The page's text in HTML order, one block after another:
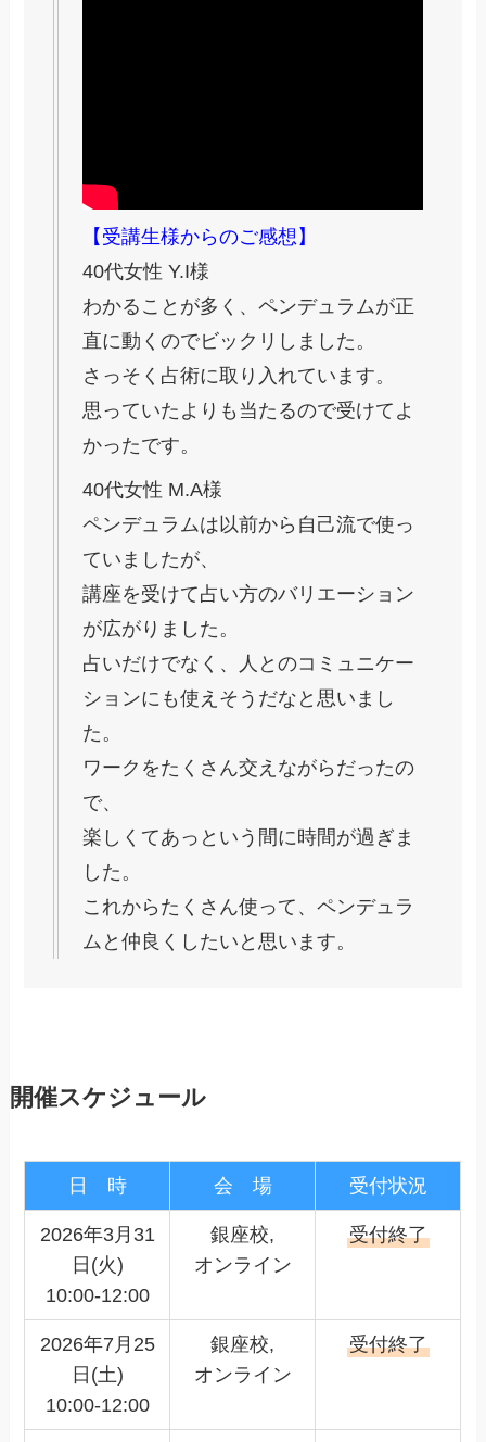
【受講生様からのご感想】
40代女性 Y.I様
わかることが多く、ペンデュラムが正
直に動くのでビックリしました。
さっそく占術に取り入れています。
思っていたよりも当たるので受けてよ
かったです。
40代女性 M.A様
ペンデュラムは以前から自己流で使っ
ていましたが、
講座を受けて占い方のバリエーション
が広がりました。
占いだけでなく、人とのコミュニケー
ションにも使えそうだなと思いまし
た。
ワークをたくさん交えながらだったの
で、
楽しくてあっという間に時間が過ぎま
した。
これからたくさん使って、ペンデュラ
ムと仲良くしたいと思います。
開催スケジュール
日 時 会 場 受付状況
2026年3月31
日(火)
10:00-12:00
銀座校,
オンライン
受付終了
2026年7月25
日(土)
10:00-12:00
銀座校,
オンライン
受付終了